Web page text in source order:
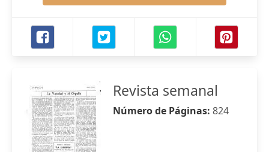
Revista semanal
Número de Páginas: 824